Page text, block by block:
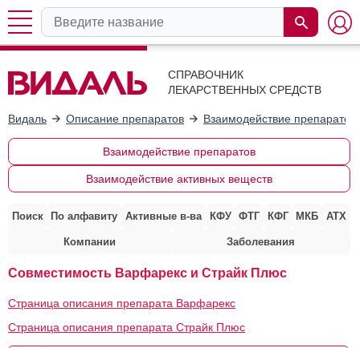
СПРАВОЧНИК
ЛЕКАРСТВЕННЫХ СРЕДСТВ
Видаль Описание препаратов Взаимодействие препаратов
Взаимодействие препаратов
Взаимодействие активных веществ
Поиск По алфавиту Активные в-ва КФУ ФТГ КФГ МКБ АТХ
Компании Заболевания
Совместимость Варфарекс и Страйк Плюс
Страница описания препарата Варфарекс
Страница описания препарата Страйк Плюс